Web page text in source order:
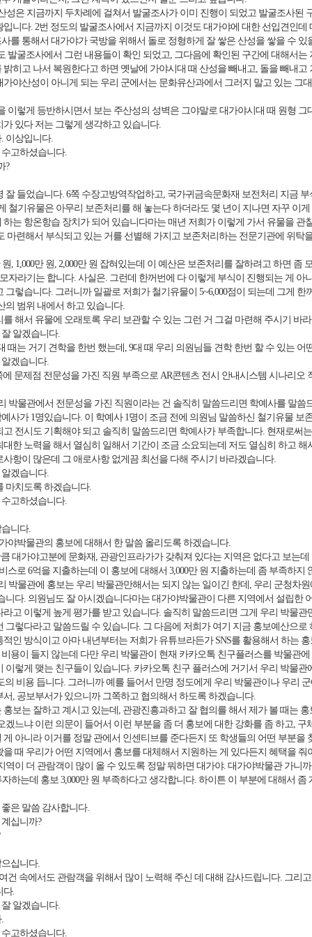
성은 지금까지 두차례에 걸쳐서 발굴조사가 이미 진행이 되었고 발굴조사된
니다. 2번 정도의 발굴조사에서 지금까지 이것도 대가야에 대한 선입견인
를 통해서 대가야가 국방을 위해서 돌로 정형하게 잘 쌓은 산성을 쌓을 수
발굴조사에서 그런 내용들이 확인 되었고, 그다음에 확인된 구간에 대해서
히고 나서 복원한다고 하면 옛날에 가야시대 때 산성을 빼내고, 돌을 빼내
야산성이 아니게 되는 우리 군에서는 문화유산과에서 그러지 말고 있는 그
렇게 등반하시면서 보는 주산성의 성벽은 그야말로 대가야시대 때 원형
있다 저는 그렇게 생각하고 있습니다.
이상입니다.
고하셨습니다.
?
들었습니다. 6쪽 수장고방역작업하고, 국가귀금속문화재 보전처리 지금
철기유물은 아무리 보존처리를 해 놓는다 하더라도 몇 년이 지나면 자꾸 이
는 항온항습 장치가 되어 있습니다마는 매년 저희가 이렇게 가서 유물을
마련해서 부식되고 있는 거를 선별해 가지고 보존처리하는 전문기관에 위
, 1,000만 원, 2,000만 원 잡혀있는데 이 예산은 보존처리를 잘하려고 하면 좀
자라기는 합니다. 사실은. 그런데 한꺼번에 다 이렇게 부식이 진행되는 게 아
그렇습니다. 그러니까 일괄로 저희가 철기유물이 5~6,000점이 되는데 그게
의 범위 내에서 하고 있습니다.
해서 유물에 오래토록 우리 보관할 수 있는 그런 거 그걸 마련해 주시기 바
알겠습니다.
때는 거기 견학을 한번 했는데, 9대 때 우리 의원님들 견학 한번 할 수 있는 어
겠습니다.
문제점 전문성을 가진 직원 부족으로 AR콘텐츠 전시 안내시스템 시나리
박물관에서 전문성을 가진 직원이라는 건 솔직히 말씀드리면 학예사를 말씀
사가 1명있습니다. 이 학예사 1명이 조금 전에 의원님 말씀하신 철기유물
전시도 기획해야 되고 솔직히 말씀드리면 학예사가 부족합니다. 현재로써
한 노력을 해서 열심히 일해서 기간이 조금 소요되는데 저도 열심히 하고 해
항이 많은데 그 애로사항 없게끔 최선을 다해 주시기 바라겠습니다.
겠습니다.
마치도록 하겠습니다.
고하셨습니다.
니다.
야박물관의 홍보에 대해서 한 말씀 올리도록 하겠습니다.
대가야고분에 문화재, 관광인프라가가 갖춰져 있다는 지역은 없다고 보는
스로 6억을 지출하는데 이 홍보에 대해서 3,000만 원 지출하는데 좀 부족하지
박물관에 홍보는 우리 박물관만해서는 되지 않는 일이긴 한데, 우리 군청차
니다. 의원님도 잘 아시겠습니다마는 대가야박물관이 다른 지역에서 설립한
고 이렇게 높게 평가를 받고 있습니다. 솔직히 말씀드리면 그게 우리 박물
그렇다라고 말씀드릴 수 있습니다. 그 다음에 저희가 여기 지금 홍보예산으
인 방식이고 아마 내년부터는 저희가 유튜브라든가 SNS를 활용해서 하는
용이 들지 않는데 다만 우리 박물관이 현재 카카오톡 친구플러스를 박물관
이렇게 맺는 친구들이 있습니다. 카카오톡 친구 플러스에 거기서 우리 박물
의 비용 듭니다. 그러니까 예를 들어서 만명 정도에게 우리 박물관이나 우리
, 공보부서가 있으니까 그쪽하고 협의해서 하도록 하겠습니다.
보는 잘하고 계시고 있는데, 관광진흥과하고 잘 협의를 해서 제가 볼 때는
겠느냐 이런 의문이 들어서 이런 부분을 좀 더 홍보에 대한 강화를 좀 하고,
아니라 이거를 정말 관에서 인센티브를 준다든지 또 학생들의 어떤 부분
때 우리가 어떤 지역에서 홍보를 대체해서 지원하는 게 있다든지 혜택을
역이 더 관람객이 많이 올 수 있도록 정말 뭐하면 대가야. 대가야박물관 가니
하는데 홍보 3,000만 원 부족하다고 생각합니다. 하이튼 이 부분에 대해서
은 말씀 감사합니다.
십니까?
십니다.
속에서도 관람객을 위해서 많이 노력해 주신 데 대해 감사드립니다. 그리
다.
알겠습니다.
고하셨습니다.